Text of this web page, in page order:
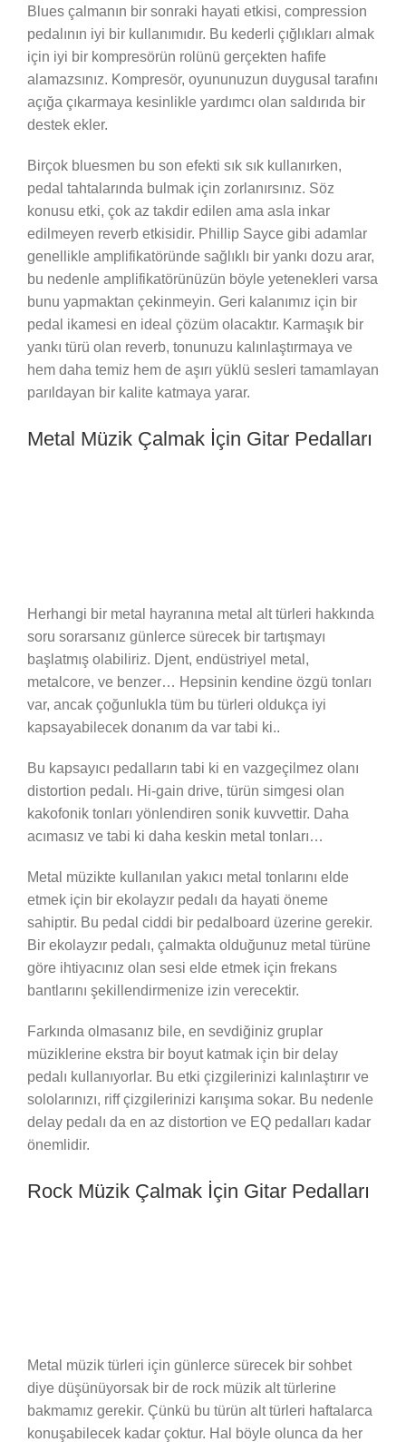
Blues çalmanın bir sonraki hayati etkisi, compression
pedalının iyi bir kullanımıdır. Bu kederli çığlıkları almak
için iyi bir kompresörün rolünü gerçekten hafife
alamazsınız. Kompresör, oyununuzun duygusal tarafını
açığa çıkarmaya kesinlikle yardımcı olan saldırıda bir
destek ekler.
Birçok bluesmen bu son efekti sık sık kullanırken,
pedal tahtalarında bulmak için zorlanırsınız. Söz
konusu etki, çok az takdir edilen ama asla inkar
edilmeyen reverb etkisidir. Phillip Sayce gibi adamlar
genellikle amplifikatöründe sağlıklı bir yankı dozu arar,
bu nedenle amplifikatörünüzün böyle yetenekleri varsa
bunu yapmaktan çekinmeyin. Geri kalanımız için bir
pedal ikamesi en ideal çözüm olacaktır. Karmaşık bir
yankı türü olan reverb, tonunuzu kalınlaştırmaya ve
hem daha temiz hem de aşırı yüklü sesleri tamamlayan
parıldayan bir kalite katmaya yarar.
Metal Müzik Çalmak İçin Gitar Pedalları
Herhangi bir metal hayranına metal alt türleri hakkında
soru sorarsanız günlerce sürecek bir tartışmayı
başlatmış olabiliriz. Djent, endüstriyel metal,
metalcore, ve benzer… Hepsinin kendine özgü tonları
var, ancak çoğunlukla tüm bu türleri oldukça iyi
kapsayabilecek donanım da var tabi ki..
Bu kapsayıcı pedalların tabi ki en vazgeçilmez olanı
distortion pedalı. Hi-gain drive, türün simgesi olan
kakofonik tonları yönlendiren sonik kuvvettir. Daha
acımasız ve tabi ki daha keskin metal tonları…
Metal müzikte kullanılan yakıcı metal tonlarını elde
etmek için bir ekolayzır pedalı da hayati öneme
sahiptir. Bu pedal ciddi bir pedalboard üzerine gerekir.
Bir ekolayzır pedalı, çalmakta olduğunuz metal türüne
göre ihtiyacınız olan sesi elde etmek için frekans
bantlarını şekillendirmenize izin verecektir.
Farkında olmasanız bile, en sevdiğiniz gruplar
müziklerine ekstra bir boyut katmak için bir delay
pedalı kullanıyorlar. Bu etki çizgilerinizi kalınlaştırır ve
sololarınızı, riff çizgilerinizi karışıma sokar. Bu nedenle
delay pedalı da en az distortion ve EQ pedalları kadar
önemlidir.
Rock Müzik Çalmak İçin Gitar Pedalları
Metal müzik türleri için günlerce sürecek bir sohbet
diye düşünüyorsak bir de rock müzik alt türlerine
bakmamız gerekir. Çünkü bu türün alt türleri haftalarca
konuşabilecek kadar çoktur. Hal böyle olunca da her